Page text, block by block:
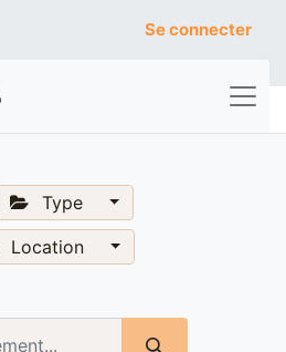
Se connecter
Type
Location